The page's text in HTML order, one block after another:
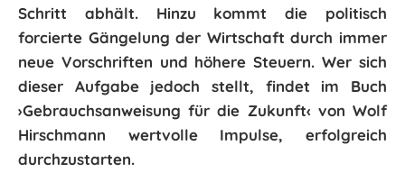
Schritt abhält. Hinzu kommt die politisch
forcierte Gängelung der Wirtschaft durch immer
neue Vorschriften und höhere Steuern. Wer sich
dieser Aufgabe jedoch stellt, findet im Buch
›Gebrauchsanweisung für die Zukunft‹ von Wolf
Hirschmann wertvolle Impulse, erfolgreich
durchzustarten.